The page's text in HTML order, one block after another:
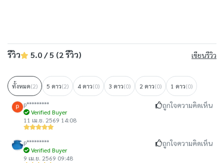
รีวิว 5.0 / 5 (2 รีวิว) เขียนรีวิว
ทั้งหมด(2) 5 ดาว(2) 4 ดาว(0) 3 ดาว(0) 2 ดาว(0) 1 ดาว(0)
p*********
Verified Buyer
11 เม.ย. 2569 14:08
ถูกใจความคิดเห็น
p*********
Verified Buyer
9 เม.ย. 2569 09:48
ถูกใจความคิดเห็น